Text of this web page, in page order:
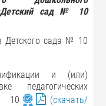
«Детский сад № 10
Детского сада № 10
и (или)
педагогических
10
(скачать/